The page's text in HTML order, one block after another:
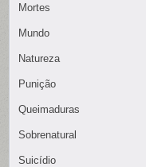
Mortes
Mundo
Natureza
Punição
Queimaduras
Sobrenatural
Suicídio